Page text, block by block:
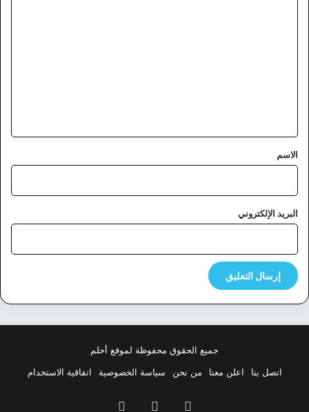
*
الاسم
البريد الإلكتروني
جميع الحقوق محفوظة لموقع أحلم
اتصل بنا
اعلن معنا من نحن سياسة الخصوصية اتفاقية الاستخدام
فيسبوك